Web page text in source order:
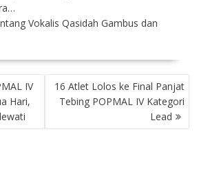
Vokalis Qasidah Gambus dan
IV
Hari,
16 Atlet Lolos ke Final Panjat
Tebing POPMAL IV Kategori
Lead